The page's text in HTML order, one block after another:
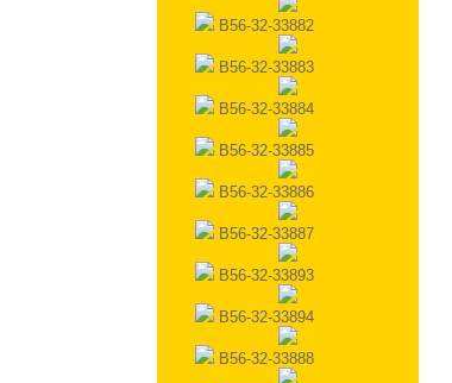
B56-32-33882
B56-32-33883
B56-32-33884
B56-32-33885
B56-32-33886
B56-32-33887
B56-32-33893
B56-32-33894
B56-32-33888